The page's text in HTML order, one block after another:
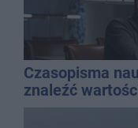
Czasopisma
znaleźć